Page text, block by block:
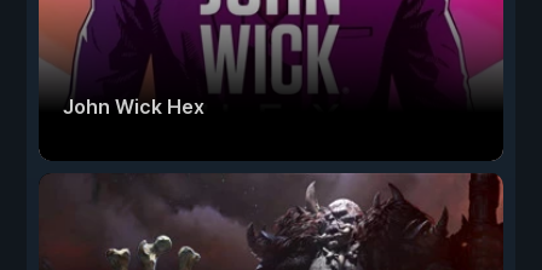
John Wick Hex